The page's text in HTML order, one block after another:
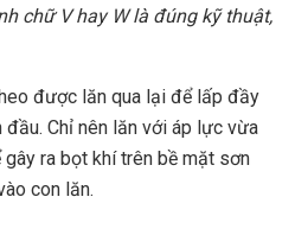
chữ V hay W là đúng kỹ thuật,
được lăn qua lại để lấp đầy
đầu. Chỉ nên lăn với áp lực vừa
ra bọt khí trên bề mặt sơn
con lăn.